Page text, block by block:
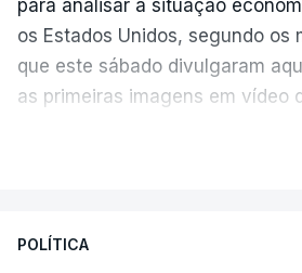
para analisar a situação
os Estados Unidos, segundo os
que este sábado divulgaram
as primeiras imagens em vídeo
Mehr na rede social Telegram,
POLÍTICA